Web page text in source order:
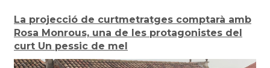
La projecció de curtmetratges comptarà amb
Rosa Monrous, una de les protagonistes del
curt Un pessic de mel